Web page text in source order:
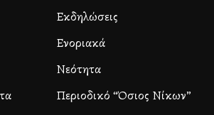
Εκδηλώσεις
Ενοριακά
Νεότητα
Περιοδικό “Όσιος Νίκων”